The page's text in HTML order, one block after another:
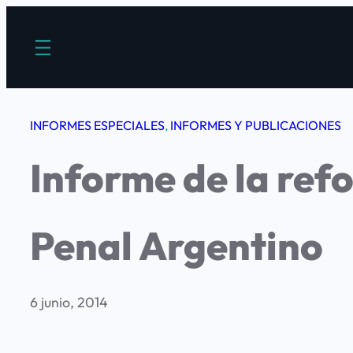
INFORMES ESPECIALES, INFORMES Y PUBLICACIONES
Informe de la
Penal Argentino
6 junio, 2014